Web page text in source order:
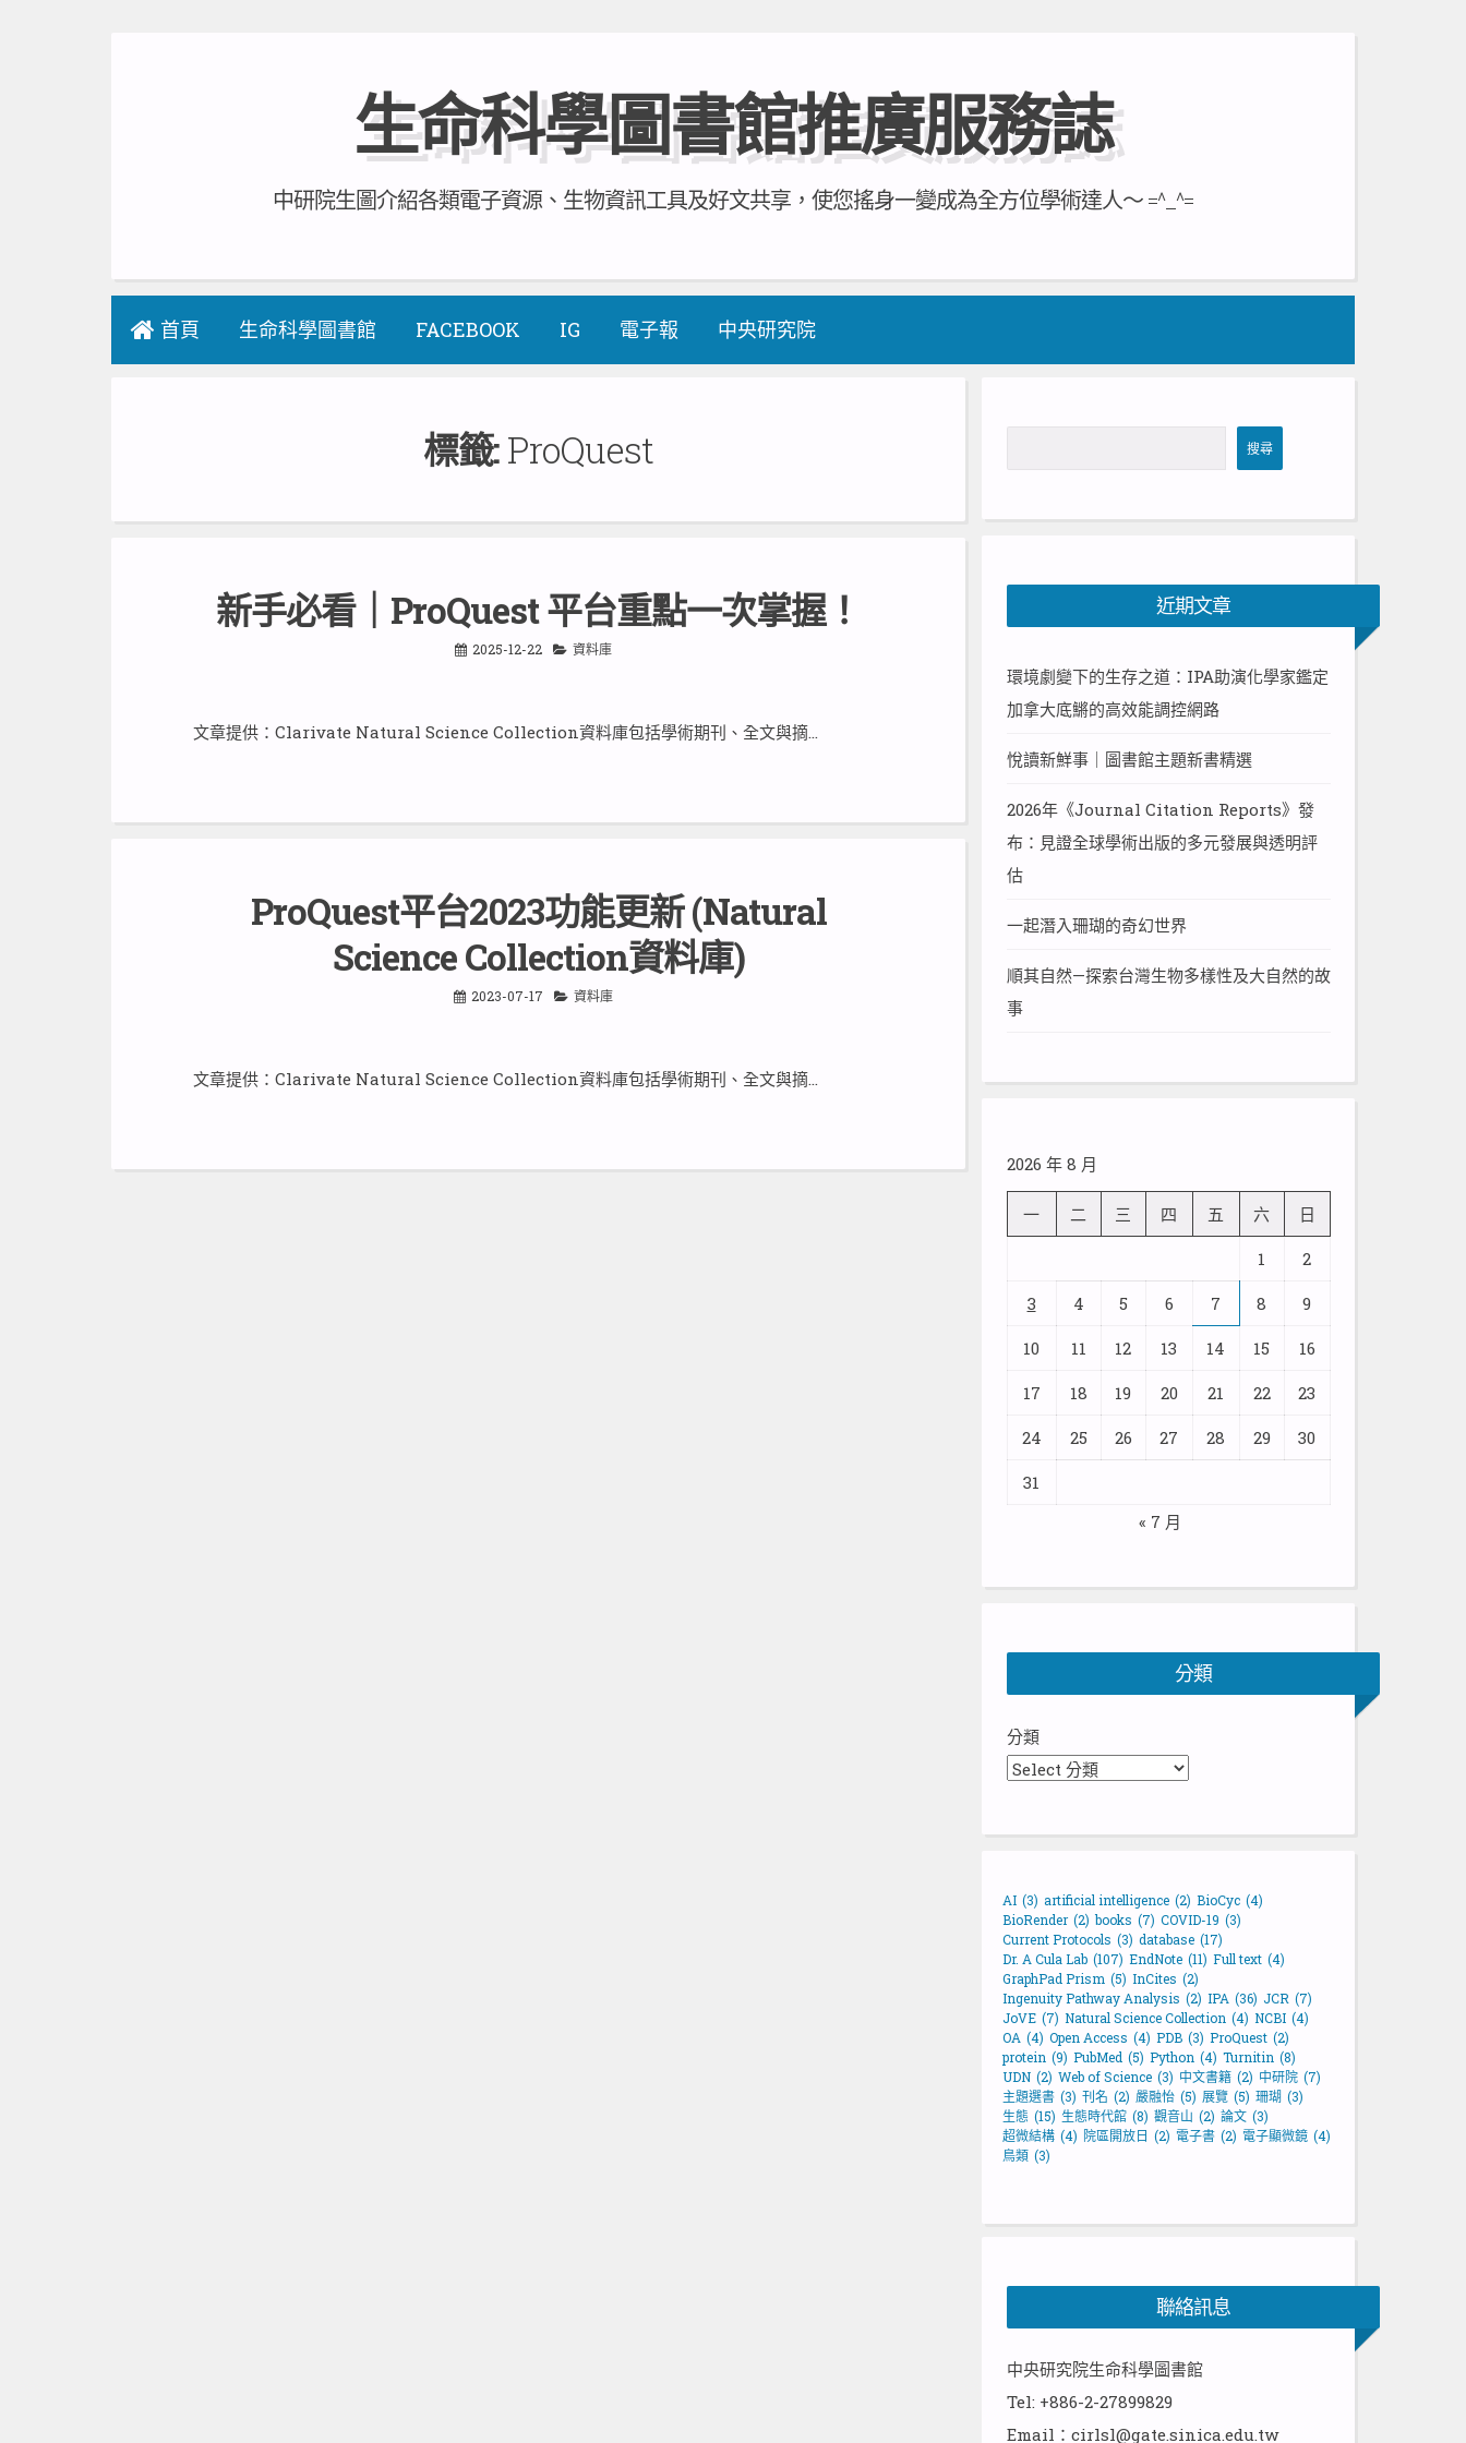
生命科學圖書館推廣服務誌
中研院生圖介紹各類電子資源、生物資訊工具及好文共享，使您搖身一變成為全方位學術達人～ =^_^=
首頁 生命科學圖書館 FACEBOOK IG 電子報 中央研究院
標籤:ProQuest
新手必看｜ProQuest 平台重點一次掌握！
2025-12-22 資料庫
文章提供：Clarivate Natural Science Collection資料庫包括學術期刊、全文與摘…
ProQuest平台2023功能更新 (Natural
Science Collection資料庫)
2023-07-17 資料庫
文章提供：Clarivate Natural Science Collection資料庫包括學術期刊、全文與摘…
尋
搜尋
近期文章
環境劇變下的生存之道：IPA助演化學家鑑定
加拿大底鱂的高效能調控網路
悅讀新鮮事｜圖書館主題新書精選
2026年《Journal Citation Reports》發
布：見證全球學術出版的多元發展與透明評
估
一起潛入珊瑚的奇幻世界
順其自然—探索台灣生物多樣性及大自然的故
事
2026 年 8 月
一 二 三 四 五 六 日
1 2
3 4 5 6 7 8 9
10 11 12 13 14 15 16
17 18 19 20 21 22 23
24 25 26 27 28 29 30
31
« 7 月
分類
分類
AI (3) artificial intelligence (2) BioCyc (4)
BioRender (2) books (7) COVID-19 (3)
Current Protocols (3) database (17)
Dr. A Cula Lab (107) EndNote (11) Full text (4)
GraphPad Prism (5) InCites (2)
Ingenuity Pathway Analysis (2) IPA (36) JCR (7)
JoVE (7) Natural Science Collection (4) NCBI (4)
OA (4) Open Access (4) PDB (3) ProQuest (2)
protein (9) PubMed (5) Python (4) Turnitin (8)
UDN (2) Web of Science (3) 中文書籍 (2) 中研院 (7)
主題選書 (3) 刊名 (2) 嚴融怡 (5) 展覽 (5) 珊瑚 (3)
生態 (15) 生態時代館 (8) 觀音山 (2) 論文 (3)
超微結構 (4) 院區開放日 (2) 電子書 (2) 電子顯微鏡 (4)
鳥類 (3)
聯絡訊息
中央研究院生命科學圖書館
Tel: +886-2-27899829
Email：cirlsl@gate.sinica.edu.tw